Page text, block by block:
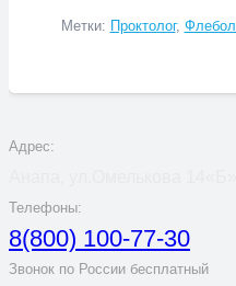
Метки: Проктолог,
Адрес:
Телефоны:
8(800) 100-77-30
Звонок по России бесплатный